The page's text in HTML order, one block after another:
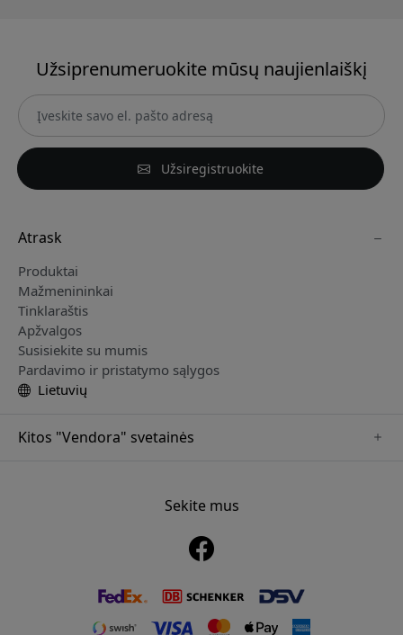
Užsiprenumeruokite mūsų naujienlaiškį
Užsiregistruokite
Atrask
Produktai
Mažmenininkai
Tinklaraštis
Apžvalgos
Susisiekite su mumis
Pardavimo ir pristatymo sąlygos
Lietuvių
Kitos "Vendora" svetainės
www.pipetto.se
Sekite mus